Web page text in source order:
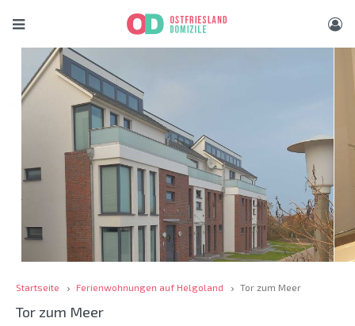
Startseite Ferienwohnungen auf Helgoland Tor zum Meer
Tor zum Meer